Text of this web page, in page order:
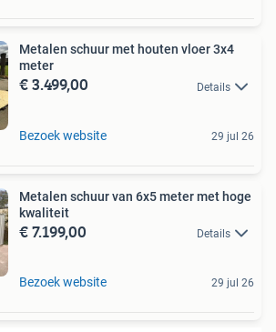
Metalen schuur met houten vloer 3x4
meter
€ 3.499,00 Details
Bezoek website 29 jul 26
Metalen schuur van 6x5 meter met hoge
kwaliteit
€ 7.199,00 Details
Bezoek website 29 jul 26